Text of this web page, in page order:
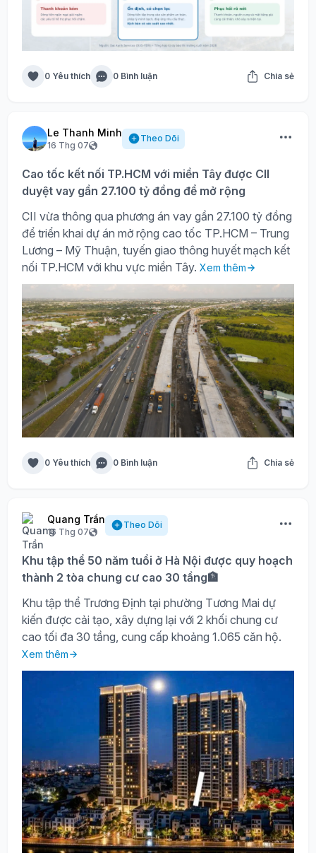
0 Yêu thích 0 Bình luận Chia sẻ
Le Thanh Minh
16 Thg 07
Theo Dõi
Cao tốc kết nối TP.HCM với miền Tây được CII
duyệt vay gần 27.100 tỷ đồng để mở rộng
CII vừa thông qua phương án vay gần 27.100 tỷ đồng
để triển khai dự án mở rộng cao tốc TP.HCM – Trung
Lương – Mỹ Thuận, tuyến giao thông huyết mạch kết
nối TP.HCM với khu vực miền Tây. Xem thêm
0 Yêu thích 0 Bình luận Chia sẻ
Quang Trần
16 Thg 07
Theo Dõi
Khu tập thể 50 năm tuổi ở Hà Nội được quy hoạch
thành 2 tòa chung cư cao 30 tầng🏦
Khu tập thể Trương Định tại phường Tương Mai dự
kiến được cải tạo, xây dựng lại với 2 khối chung cư
cao tối đa 30 tầng, cung cấp khoảng 1.065 căn hộ.
Xem thêm